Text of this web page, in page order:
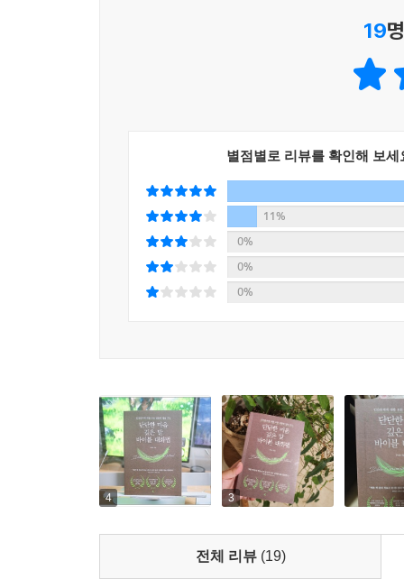
마지막으로, 이 책의 말미에는 자기 전, 혹은 아
부록으로 정리하였다. 지금까지 성경이 수많은
권의 인문서보다 힘센 인류 최고의 고전 “내가 아
2천 년 동안 세계의 지도자들이 손에서 놓지 않았
ㆍ지침서, 인류 역사상 가장 많이 팔린 책
ㆍ수많은 사람들이 영적 길잡이로 삼아온 책
ㆍ인간 본성에 관한 깊은 고찰을 담은 종교철학의
ㆍ미국을 비롯한 여러 나라의 법과 문화 형성에 기
ㆍ마틴 루터 킹, 간디 등 전 세계의 혁명가들에게
지혜의 정수, 영혼을 울리는 언어, 영감을 주는
일컫는다. 우리는 5천 년의 역사와 지혜가 녹아
‘말의 체질’ 자제를 완전히 뒤바꿔줄 놀라운 도구
19
별점별로 리뷰를 확인해 보세
11%
0%
0%
0%
4 3
전체 리뷰 (19)